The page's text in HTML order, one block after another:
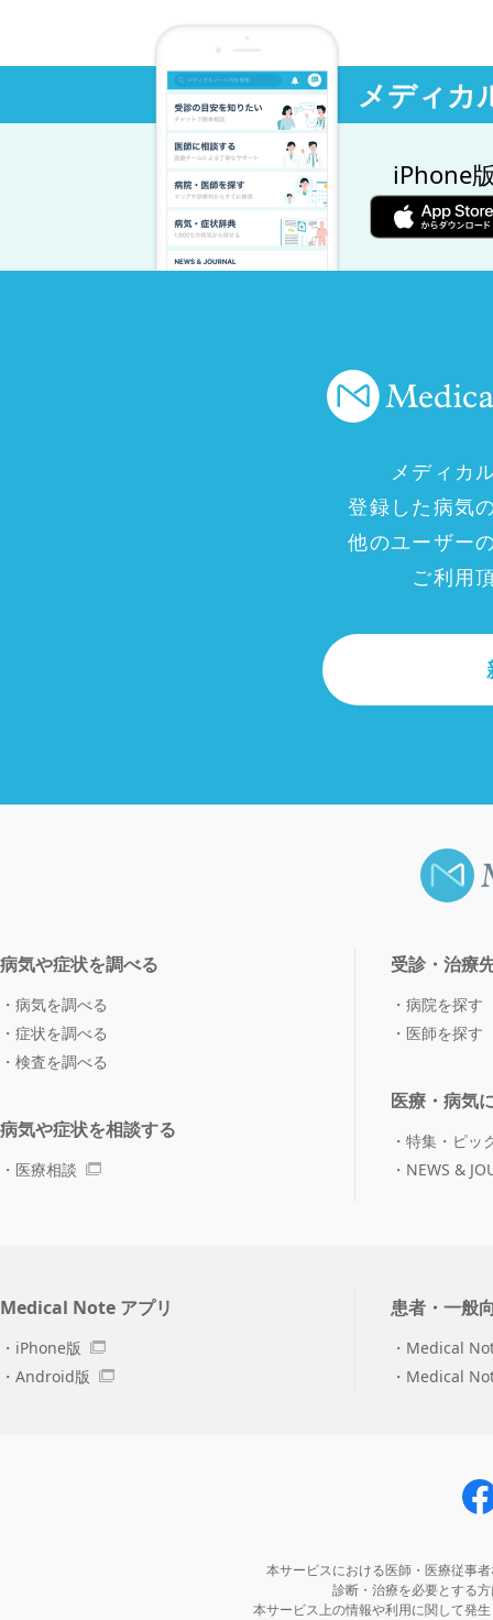
メディカ
iPhone
メディカ
登録した病気
他のユーザー
ご利用
病気や症状を調べる
病気を調べる
症状を調べる
検査を調べる
病気や症状を相談する
医療相談
受診・治療
病院を探す
医師を探す
医療・病気
特集・ピッ
NEWS &
Medical Note アプリ
iPhone版
Android版
患者・一般
Medical
Medical
本サービスにおける医師・医療従事
診断・治療を必要とする
本サービス上の情報や利用に関して発